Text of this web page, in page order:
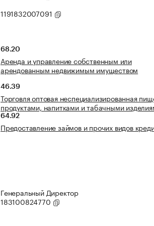
1191832007091
68.20
Аренда и управление собственным или
арендованным недвижимым имуществом
46.39
Торговля оптовая неспециализированная
продуктами, напитками и табачными
64.92
Предоставление займов и прочих видов
Генеральный Директор
183100824770